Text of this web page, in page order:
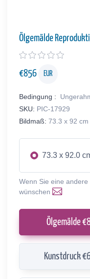
Ölgemälde
€856 EUR
Bedingung :
SKU: PIC-17929
Bildmaß: 73.3 x 92 cm
73.3 x 92.0
Wenn Sie eine
wünschen
Ölgemälde €
Kunstdruck